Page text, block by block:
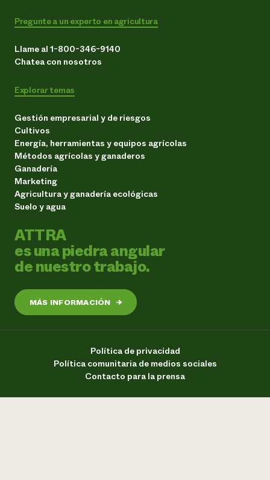
Pregunte a un experto en agricultura
Llame al 1-800-346-9140
Chatea con nosotros
Explorar temas
Gestión empresarial y de riesgos
Cultivos
Energía, herramientas y equipos agrícolas
Métodos agrícolas y ganaderos
Ganadería
Marketing
Agricultura y ganadería ecológicas
Suelo y agua
ATTRA
es una piedra angular
de nuestro trabajo.
MÁS INFORMACIÓN →
Política de privacidad
Política comunitaria de medios sociales
Contacto para la prensa